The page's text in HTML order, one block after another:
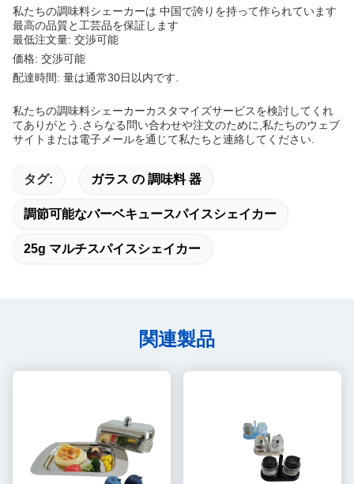
私たちの調味料シェーカーは 中国で誇りを持って作られています
最高の品質と工芸品を保証します
最低注文量: 交渉可能
価格: 交渉可能
配達時間: 量は通常30日以内です.
私たちの調味料シェーカーカスタマイズサービスを検討してくれ
てありがとう.さらなる問い合わせや注文のために,私たちのウェブ
サイトまたは電子メールを通じて私たちと連絡してください.
タグ: ガラス の 調味料 器
調節可能なバーベキュースパイスシェイカー
25g マルチスパイスシェイカー
関連製品